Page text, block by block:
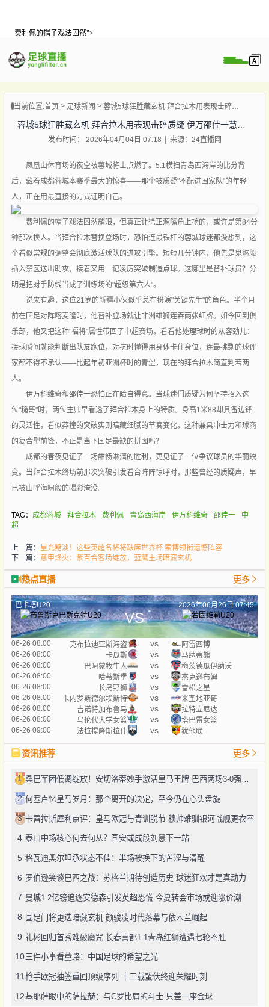
费利佩的帽子戏法固然">
播
像
闻
当前位置:首页 足球新闻 蓉城5球狂胜藏玄机 拜合拉木用表现击碎质疑 伊万邵佳一慧眼识珠
蓉城5球狂胜藏玄机 拜合拉木用表现击碎质疑 伊万邵佳一慧眼识珠
发布时间： 2026年04月04日 07:18 来源：24直播网
凤凰山体育场的夜空被蓉城将士点燃了。5:1横扫青岛西海岸的比分背
后，藏着成都蓉城本赛季最大的惊喜——那个被质疑"不配进国家队"的年轻
人，正在用最直接的方式证明自己。
费利佩的帽子戏法固然耀眼，但真正让徐正源嘴角上扬的，或许是第84分
钟那次换人。当拜合拉木替换登场时，恐怕连最铁杆的蓉城球迷都没想到，这
个看似常规的调整会彻底激活球队的进攻引擎。短短几分钟内，他先是鬼魅般
插入禁区送出助攻，接着又用一记凌厉突破制造点球。这哪里是替补球员？分
明是把对手防线当成了训练场的"超级第六人"。
说来有趣，这位21岁的新疆小伙似乎总在扮演"关键先生"的角色。半个月
前在国足对阵喀麦隆时，他替补登场就让非洲雄狮连吞两张红牌。如今回到俱
乐部，他又把这种"福将"属性带回了中超赛场。看看他处理球时的从容劲儿：
接球瞬间就能判断出队友跑位，对抗时懂得用身体卡住身位，连最挑剔的球评
家都不得不承认——比起年初亚洲杯时的青涩，现在的拜合拉木简直判若两
人。
伊万科维奇和邵佳一恐怕正在暗自得意。当球迷们质疑为何坚持招入这
位"糙哥"时，两位主帅早看透了拜合拉木身上的特质。身高1米88却具备边锋
的灵活性，看似莽撞的突破实则暗藏细腻的节奏变化。这种兼具冲击力和球商
的复合型前锋，不正是当下国足最缺的拼图吗？
成都的春夜见证了一场酣畅淋漓的胜利，更见证了一位争议球员的华丽蜕
变。当拜合拉木终场前那次突破引发看台阵阵惊呼时，那些曾经的质疑声，早
已被山呼海啸般的喝彩淹没。
TAG： 成都蓉城 拜合拉木 费利佩 青岛西海岸 伊万科维奇 邵佳一
中
超
上一篇： 星光黯淡！这些英超名将将缺席世界杯 索博领衔遗憾阵容
下一篇： 意甲烽火：紫百合客场绽放，蓝鹰主场暗藏玄机
热点直播 更多
巴卡塔U20 2026年06月26日 07:45
VS
06-26 08:00 克布拉迪亚斯海盗 vs
阿雷西博
06-26 08:00
卡瓜斯 vs
马纳蒂熊
06-26 08:00
巴阿蒙牧牛人 vs
梅茨德瓜伊纳沃
06-26 08:00
哈蒂斯堡 vs
杰克逊布姆
06-26 08:00
长岛野狮 vs
雪松之星
06-26 08:00
卡内罗斯德尔埃斯特 vs
米圣地亚哥
06-26 08:00
吉诺特加布鲁马 vs
拉特立尼达
06-26 08:00
乌伦代大学女篮 vs
塔巴雷女篮
06-26 09:00
法拉提隆斯拉什 vs 犹他联
资讯推荐 更多
1
2 何塞卢忆皇马岁月：那个离开的决定，至今仍在心头盘旋
3 卡雷拉斯犀利点评：皇马欧冠与青训脱节 穆帅难驯银河战舰更衣室
4 泰山中场核心何去何从？国安或成段刘愚下一站
5 格瓦迪奥尔坦承状态不佳：半场被换下的苦涩与清醒
6 罗伯逊笑谈巴西之战：苏格兰期待创造历史 球迷狂欢才是真动力
7 曼城1.2亿镑追逐安德森引发英超恐慌 今夏转会市场或迎涨价潮
8 国足门将更迭暗藏玄机 颜骏凌时代落幕与依木兰崛起
9 礼彬回归首秀难破魔咒 长春喜都1-1青岛红狮遭遇七轮不胜
10三件小事看董路：中国足球的希望之光
11 枪手欧冠抽签重回顶级序列 十二载蛰伏终迎荣耀时刻
12基耶萨眼中的萨拉赫：与C罗比肩的斗士 只差一座金球